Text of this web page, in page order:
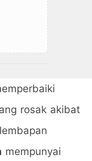
rosak akibat
mempunyai